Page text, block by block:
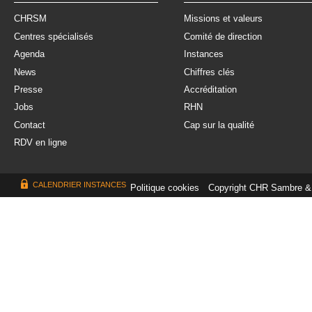
CHRSM
Centres spécialisés
Agenda
News
Presse
Jobs
Contact
RDV en ligne
Missions et valeurs
Comité de direction
Instances
Chiffres clés
Accréditation
RHN
Cap sur la qualité
CALENDRIER INSTANCES Politique cookies Copyright CHR Sambre